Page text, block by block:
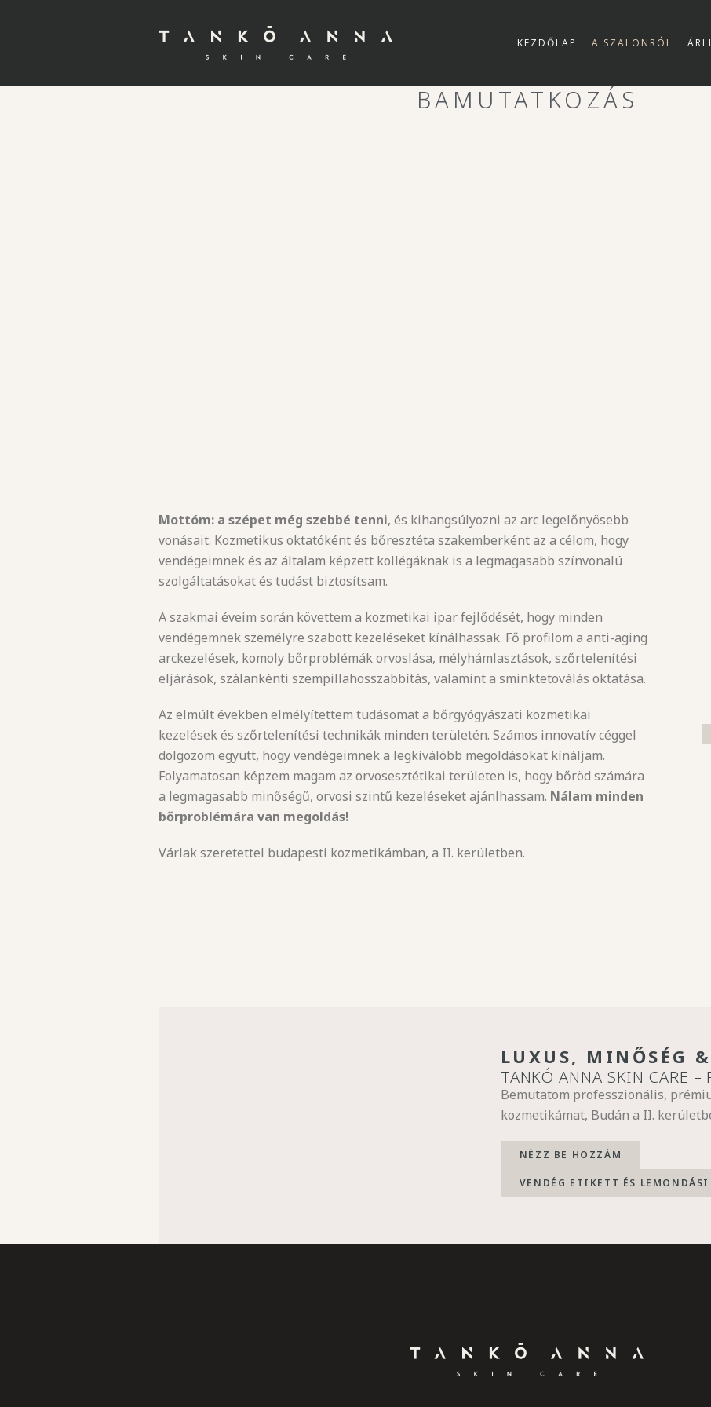
KEZDŐLAP A SZALONRÓL
BAMUTATKOZÁS
Mottóm: a szépet még szebbé tenni, és kihangsúlyozni az arc legelőnyösebb
vonásait. Kozmetikus oktatóként és bőresztéta szakemberként az a célom, hogy
vendégeimnek és az általam képzett kollégáknak is a legmagasabb színvonalú
szolgáltatásokat és tudást biztosítsam.
A szakmai éveim során követtem a kozmetikai ipar fejlődését, hogy minden
vendégemnek személyre szabott kezeléseket kínálhassak. Fő profilom a anti-aging
arckezelések, komoly bőrproblémák orvoslása, mélyhámlasztások, szőrtelenítési
eljárások, szálankénti szempillahosszabbítás, valamint a sminktetoválás oktatása.
Az elmúlt években elmélyítettem tudásomat a bőrgyógyászati kozmetikai
kezelések és szőrtelenítési technikák minden területén. Számos innovatív céggel
dolgozom együtt, hogy vendégeimnek a legkiválóbb megoldásokat kínáljam.
Folyamatosan képzem magam az orvosesztétikai területen is, hogy bőröd számára
a legmagasabb minőségű, orvosi szintű kezeléseket ajánlhassam. Nálam minden
bőrproblémára van megoldás!
Várlak szeretettel budapesti kozmetikámban, a II. kerületben.
LUXUS, MINŐSÉG
TANKÓ ANNA SKIN CARE –
Bemutatom professzionális,
kozmetikámat, Budán a II.
NÉZZ BE HOZZÁM
VENDÉG ETIKETT ÉS LEMONDÁSI